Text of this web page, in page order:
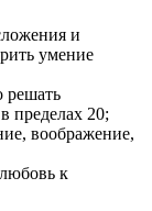
и
умение
решать
пределах 20;
воображение,
к